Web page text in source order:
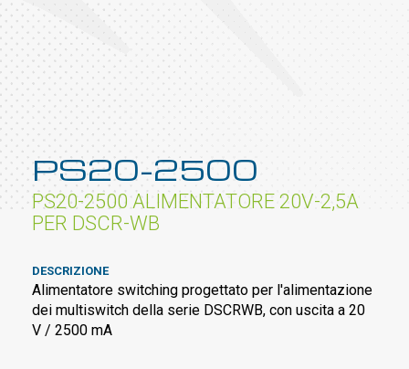
PS20-2500
PS20-2500 ALIMENTATORE 20V-2,5A
PER DSCR-WB
DESCRIZIONE
Alimentatore switching progettato per l'alimentazione
dei multiswitch della serie DSCRWB, con uscita a 20
V / 2500 mA